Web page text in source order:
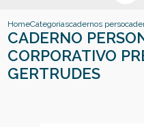
HomeCategoriascadernos
CADERNO
CORPORATIVO
GERTRUDES